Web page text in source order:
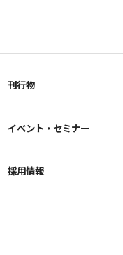
刊行物
イベント・セミナー
採用情報